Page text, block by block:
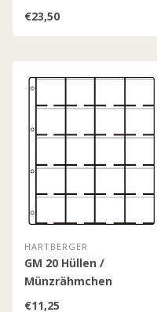
€23,50
HARTBERGER
GM 20 Hüllen /
Münzrähmchen
€11,25